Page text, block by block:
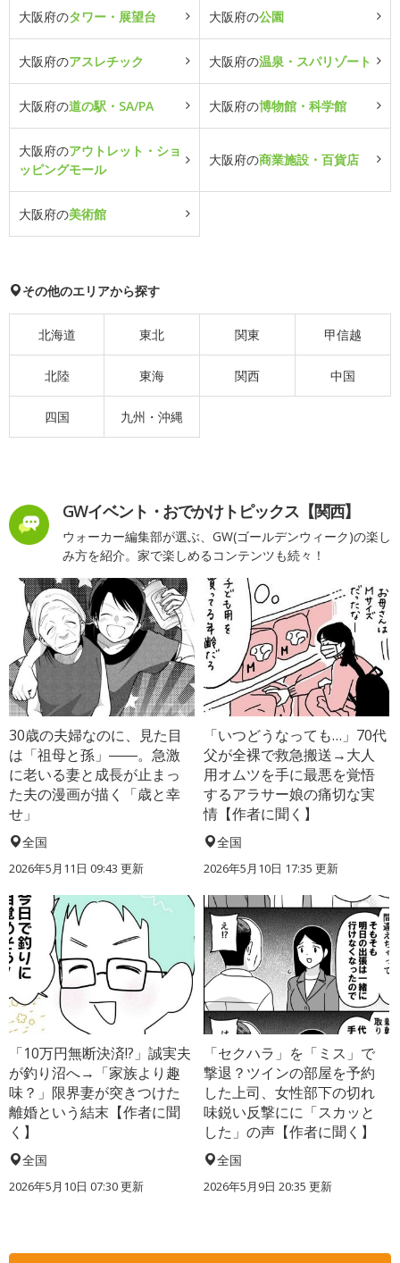
大阪府のタワー・展望台 大阪府の公園
大阪府のアスレチック 大阪府の温泉・スパリゾート
大阪府の道の駅・SA/PA 大阪府の博物館・科学館
大阪府のアウトレット・ショ
ッピングモール
大阪府の商業施設・百貨店
大阪府の美術館
その他のエリアから探す
北海道 東北 関東 甲信越
北陸 東海 関西 中国
四国 九州・沖縄
GWイベント・おでかけトピックス【関西】
ウォーカー編集部が選ぶ、GW(ゴールデンウィーク)の楽し
み方を紹介。家で楽しめるコンテンツも続々！
30歳の夫婦なのに、見た目
は「祖母と孫」――。急激
に老いる妻と成長が止まっ
た夫の漫画が描く「歳と幸
せ」
全国
2026年5月11日 09:43 更新
「いつどうなっても…」70代
父が全裸で救急搬送→大人
用オムツを手に最悪を覚悟
するアラサー娘の痛切な実
情【作者に聞く】
全国
2026年5月10日 17:35 更新
「10万円無断決済!?」誠実夫
が釣り沼へ→「家族より趣
味？」限界妻が突きつけた
離婚という結末【作者に聞
く】
全国
2026年5月10日 07:30 更新
「セクハラ」を「ミス」で
撃退？ツインの部屋を予約
した上司、女性部下の切れ
味鋭い反撃にに「スカッと
した」の声【作者に聞く】
全国
2026年5月9日 20:35 更新